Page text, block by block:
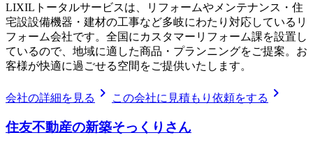
LIXILトータルサービスは、リフォームやメンテナンス・住
宅設設備機器・建材の工事など多岐にわたり対応しているリ
フォーム会社です。全国にカスタマーリフォーム課を設置し
ているので、地域に適した商品・プランニングをご提案。お
客様が快適に過ごせる空間をご提供いたします。
会社の詳細を見る chevron_right この会社に見積もり依頼をする chevron_right
住友不動産の新築そっくりさん